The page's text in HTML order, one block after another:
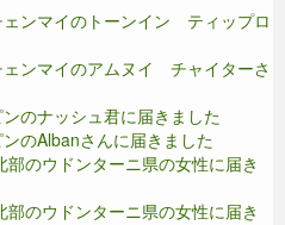
ェンマイのトーンイン ティップロ
ェンマイのアムヌイ チャイターさ
のナッシュ君に届きました
のAlbanさんに届きました
部のウドンターニ県の女性に届き
部のウドンターニ県の女性に届き